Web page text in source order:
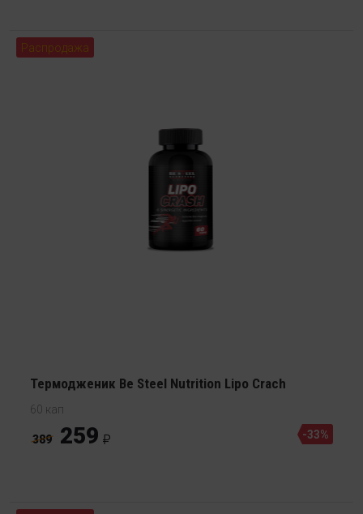
Распродажа
Термодженик Be Steel Nutrition Lipo Crach
60 кап
389 259 -33%